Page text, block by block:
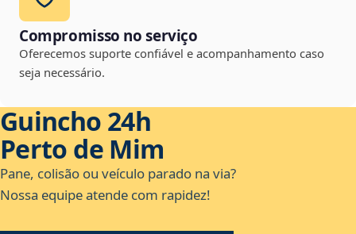
Compromisso no serviço
Oferecemos suporte confiável e acompanhamento caso
seja necessário.
Guincho 24h
Perto de Mim
Pane, colisão ou veículo parado na via?
Nossa equipe atende com rapidez!